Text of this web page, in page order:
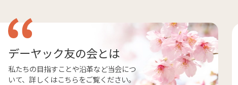
デーヤック友の会とは
私たちの目指すことや沿革など当会につ
いて、詳しくはこちらをご覧ください。